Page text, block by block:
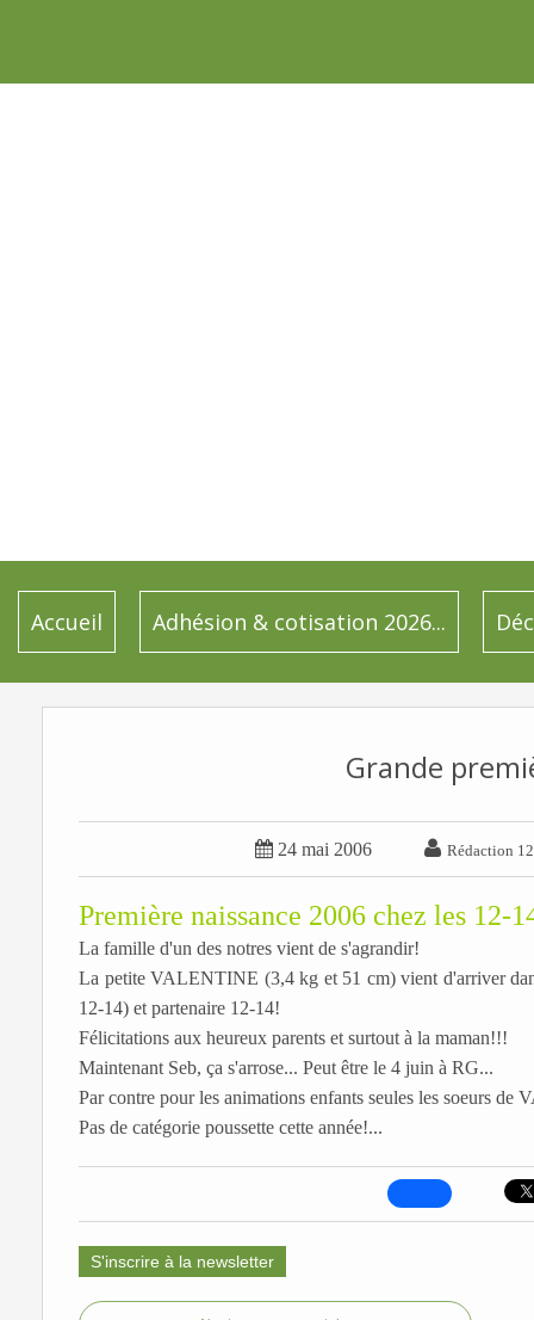
Accueil Adhésion & cotisation 2026...
Grande
 24 mai 2006  Rédaction
Première naissance 2006 chez les 12-
La famille d'un des notres vient de s'agrandir!
La petite VALENTINE (3,4 kg et 51 cm) vient d'arriver
12-14) et partenaire 12-14!
Félicitations aux heureux parents et surtout à la maman!!!
Maintenant Seb, ça s'arrose... Peut être le 4 juin à RG...
Par contre pour les animations enfants seules les soeurs
Pas de catégorie poussette cette année!...
S'inscrire à la newsletter